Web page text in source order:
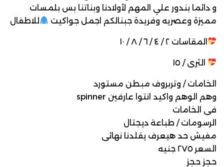
و دائما بندور علي المهم لأولادنا وبناتنا بس بلمسات
مميزة وعصريه وفريدة جبنالكم اجمل جواكيت
للاطفال
المقاسات ٢ / ٤ / ٦ / ٨ / ١٠
الثرى / ١٥
الخامات / وتربروف مبطن مستورد
وهم الوهم واكيد انتوا عارفين spinner
فى الخامات
الرسومات / طباعة ديجتال
مفيش حد هيعرف يقلدنا نهائى
السعر ٢٧٥ جنيه
حجز حجز